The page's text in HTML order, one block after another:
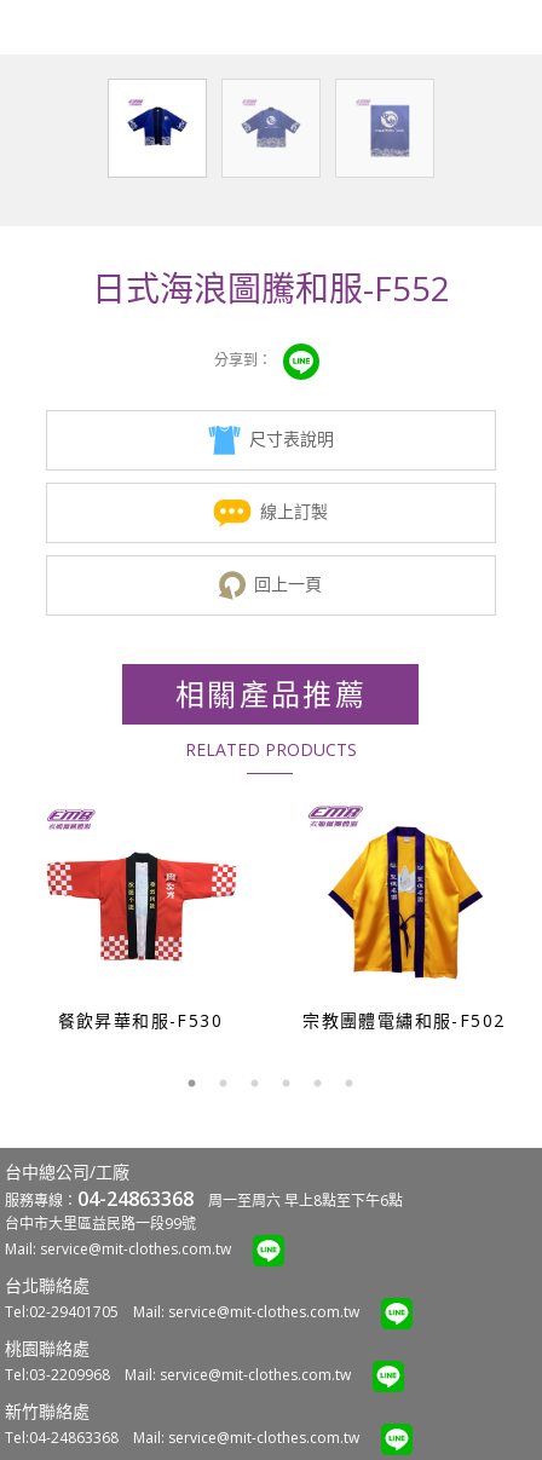
日式海浪圖騰和服-F552
尺寸表說明
線上訂製
回上一頁
相關產品推薦
RELATED PRODUCTS
餐飲昇華和服-F530 宗教團體電繡和服-F502
台中總公司/工廠
服務專線： 04-24863368 周一至周六 早上8點至下午6點
台中市大里區益民路一段99號
Mail: service@mit-clothes.com.tw
台北聯絡處
Tel:02-29401705 Mail: service@mit-clothes.com.tw
桃園聯絡處
Tel:03-2209968 Mail: service@mit-clothes.com.tw
新竹聯絡處
Tel:04-24863368 Mail: service@mit-clothes.com.tw